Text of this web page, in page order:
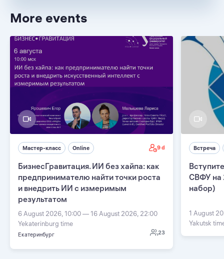
More events
Мастер-класс Online 9 d
БизнесГравитация. ИИ без хайпа: как
предпринимателю найти точки роста
и внедрить ИИ с измеримым
результатом
6 August 2026, 10:00 — 16 August 2026, 22:00
Yekaterinburg time
Екатеринбург 23
Встреча
СВФУ на
набор)
1 August
Yakutsk